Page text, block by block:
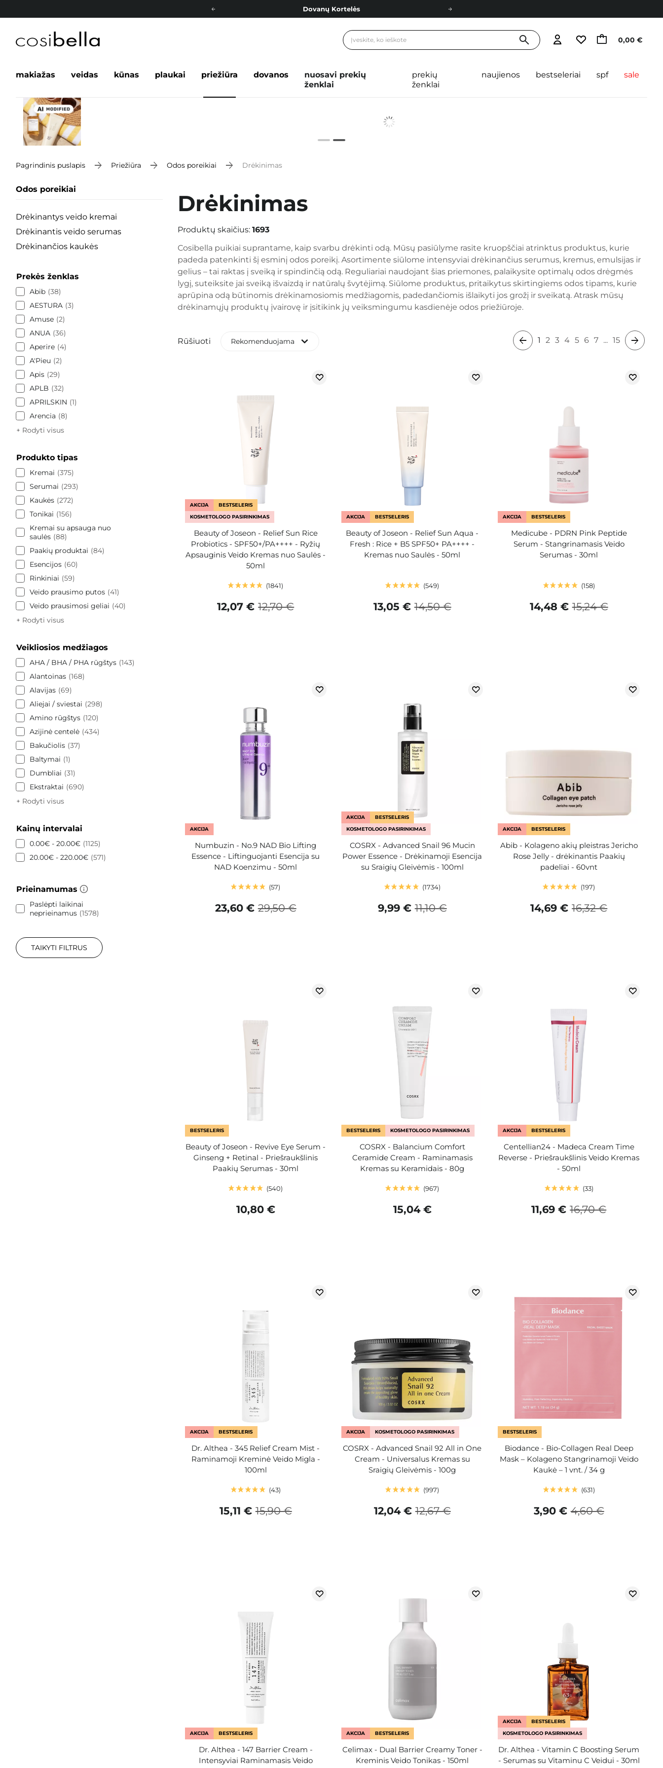
Dovanų Kortelės
Nemokamas pristatymas nuo 40,00 € 0,00 €
makiažas veidas kūnas plaukai priežiūra dovanos
nuosavi prekių
ženklai
prekių
ženklai
naujienos bestseleriai spf sale
Pagrindinis puslapis Priežiūra Odos poreikiai Drėkinimas
Odos poreikiai
Drėkinantys veido kremai
Drėkinantis veido serumas
Drėkinančios kaukės
Prekės ženklas
Abib 38
AESTURA 3
Amuse 2
ANUA 36
Aperire 4
A'Pieu
2
Apis 29
APLB
32
APRILSKIN
1
Arencia
8
+ Rodyti visus
Produkto tipas
Kremai
375
Serumai
293
Kaukės 272
Tonikai
156
Kremai su apsauga nuo
saulės 88
Paakių produktai
84
Esencijos 60
Rinkiniai
59
Veido prausimo putos 41
Veido prausimosi geliai
40
+ Rodyti visus
Veikliosios medžiagos
AHA / BHA / PHA rūgštys 143
Alantoinas 168
Alavijas 69
Aliejai / sviestai
298
Amino rūgštys 120
Azijinė centelė 434
Bakučiolis 37
Baltymai
1
Dumbliai
31
Ekstraktai
690
+ Rodyti visus
Kainų intervalai
0.00€ - 20.00€ 1125
20.00€ - 220.00€ 571
Prieinamumas
Paslėpti laikinai
neprieinamus 1578
TAIKYTI FILTRUS
Drėkinimas
Produktų skaičius: 1693
Cosibella puikiai suprantame, kaip svarbu drėkinti odą. Mūsų pasiūlyme rasite kruopščiai atrinktus produktus, kurie
padeda patenkinti šį esminį odos poreikį. Asortimente siūlome intensyviai drėkinančius serumus, kremus, emulsijas ir
gelius – tai raktas į sveiką ir spindinčią odą. Reguliariai naudojant šias priemones, palaikysite optimalų odos drėgmės
lygį, suteiksite jai sveiką išvaizdą ir natūralų švytėjimą. Siūlome produktus, pritaikytus skirtingiems odos tipams, kurie
aprūpina odą būtinomis drėkinamosiomis medžiagomis, padedančiomis išlaikyti jos grožį ir sveikatą. Atrask mūsų
drėkinamųjų produktų įvairovę ir įsitikink jų veiksmingumu kasdienėje odos priežiūroje.
Rūšiuoti Rekomenduojama 1 2 3 4 5 6 7 ... 15
AKCIJA
BESTSELERIS
KOSMETOLOGO PASIRINKIMAS
Beauty of Joseon - Relief Sun Rice
Probiotics - SPF50+/PA++++ - Ryžių
Apsauginis Veido Kremas nuo Saulės -
50ml
1841
12,70 €
12,07 €
AKCIJA BESTSELERIS
Beauty of Joseon - Relief Sun Aqua -
Fresh : Rice + B5 SPF50+ PA++++ -
Kremas nuo Saulės - 50ml
549
14,50 €
13,05 €
AKCIJA BESTSELERIS
Medicube - PDRN Pink Peptide
Serum - Stangrinamasis Veido
Serumas - 30ml
158
15,24 €
14,48 €
AKCIJA
Numbuzin - No.9 NAD Bio Lifting
Essence - Liftinguojanti Esencija su
NAD Koenzimu - 50ml
57
29,50 €
23,60 €
AKCIJA
BESTSELERIS
KOSMETOLOGO PASIRINKIMAS
COSRX - Advanced Snail 96 Mucin
Power Essence - Drėkinamoji Esencija
su Sraigių Gleivėmis - 100ml
1734
11,10 €
9,99 €
AKCIJA BESTSELERIS
Abib - Kolageno akių pleistras Jericho
Rose Jelly - drėkinantis Paakių
padeliai - 60vnt
197
16,32 €
14,69 €
BESTSELERIS
Beauty of Joseon - Revive Eye Serum -
Ginseng + Retinal - Priešraukšlinis
Paakių Serumas - 30ml
540
10,80 €
BESTSELERIS KOSMETOLOGO PASIRINKIMAS
COSRX - Balancium Comfort
Ceramide Cream - Raminamasis
Kremas su Keramidais - 80g
967
15,04 €
AKCIJA BESTSELERIS
Centellian24 - Madeca Cream Time
Reverse - Priešraukšlinis Veido Kremas
- 50ml
33
16,70 €
11,69 €
AKCIJA BESTSELERIS
Dr. Althea - 345 Relief Cream Mist -
Raminamoji Kreminė Veido Migla -
100ml
43
15,90 €
15,11 €
AKCIJA KOSMETOLOGO PASIRINKIMAS
COSRX - Advanced Snail 92 All in One
Cream - Universalus Kremas su
Sraigių Gleivėmis - 100g
997
12,67 €
12,04 €
BESTSELERIS
Biodance - Bio-Collagen Real Deep
Mask – Kolageno Stangrinamoji Veido
Kaukė – 1 vnt. / 34 g
631
4,60 €
3,90 €
AKCIJA BESTSELERIS
Dr. Althea - 147 Barrier Cream -
Intensyviai Raminamasis Veido
AKCIJA BESTSELERIS
Celimax - Dual Barrier Creamy Toner -
Kreminis Veido Tonikas - 150ml
AKCIJA
BESTSELERIS
KOSMETOLOGO PASIRINKIMAS
Dr. Althea - Vitamin C Boosting Serum
- Serumas su Vitaminu C Veidui - 30ml